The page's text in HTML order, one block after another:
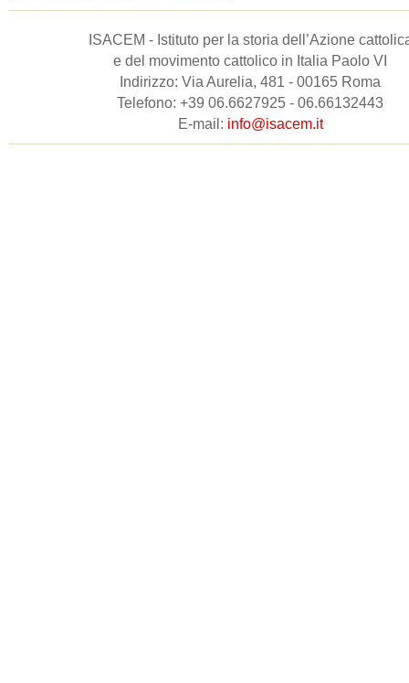
ISACEM - Istituto per la storia dell’Azione
e del movimento cattolico in Italia Paolo VI
Indirizzo: Via Aurelia, 481 - 00165 Roma
Telefono: +39 06.6627925 - 06.66132443
E-mail: info@isacem.it